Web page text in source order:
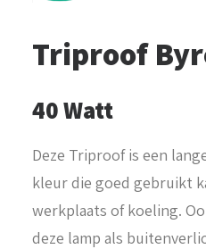
Triproof
40 Watt
Deze Triproof is een
kleur die goed gebruikt
werkplaats of koeling.
deze lamp als